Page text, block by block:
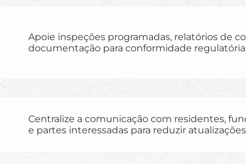
Apoie inspeções programadas, relatórios de
documentação para conformidade
Centralize a comunicação com residentes,
e partes interessadas para reduzir